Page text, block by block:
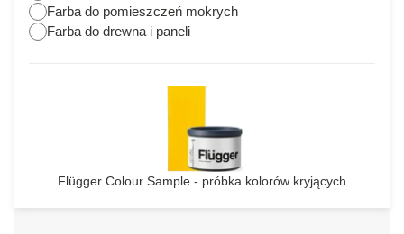
Farba do pomieszczeń mokrych
Farba do drewna i paneli
Flügger Colour Sample - próbka kolorów kryjących